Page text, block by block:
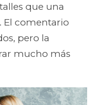
que una
El comentario
pero la
mucho más